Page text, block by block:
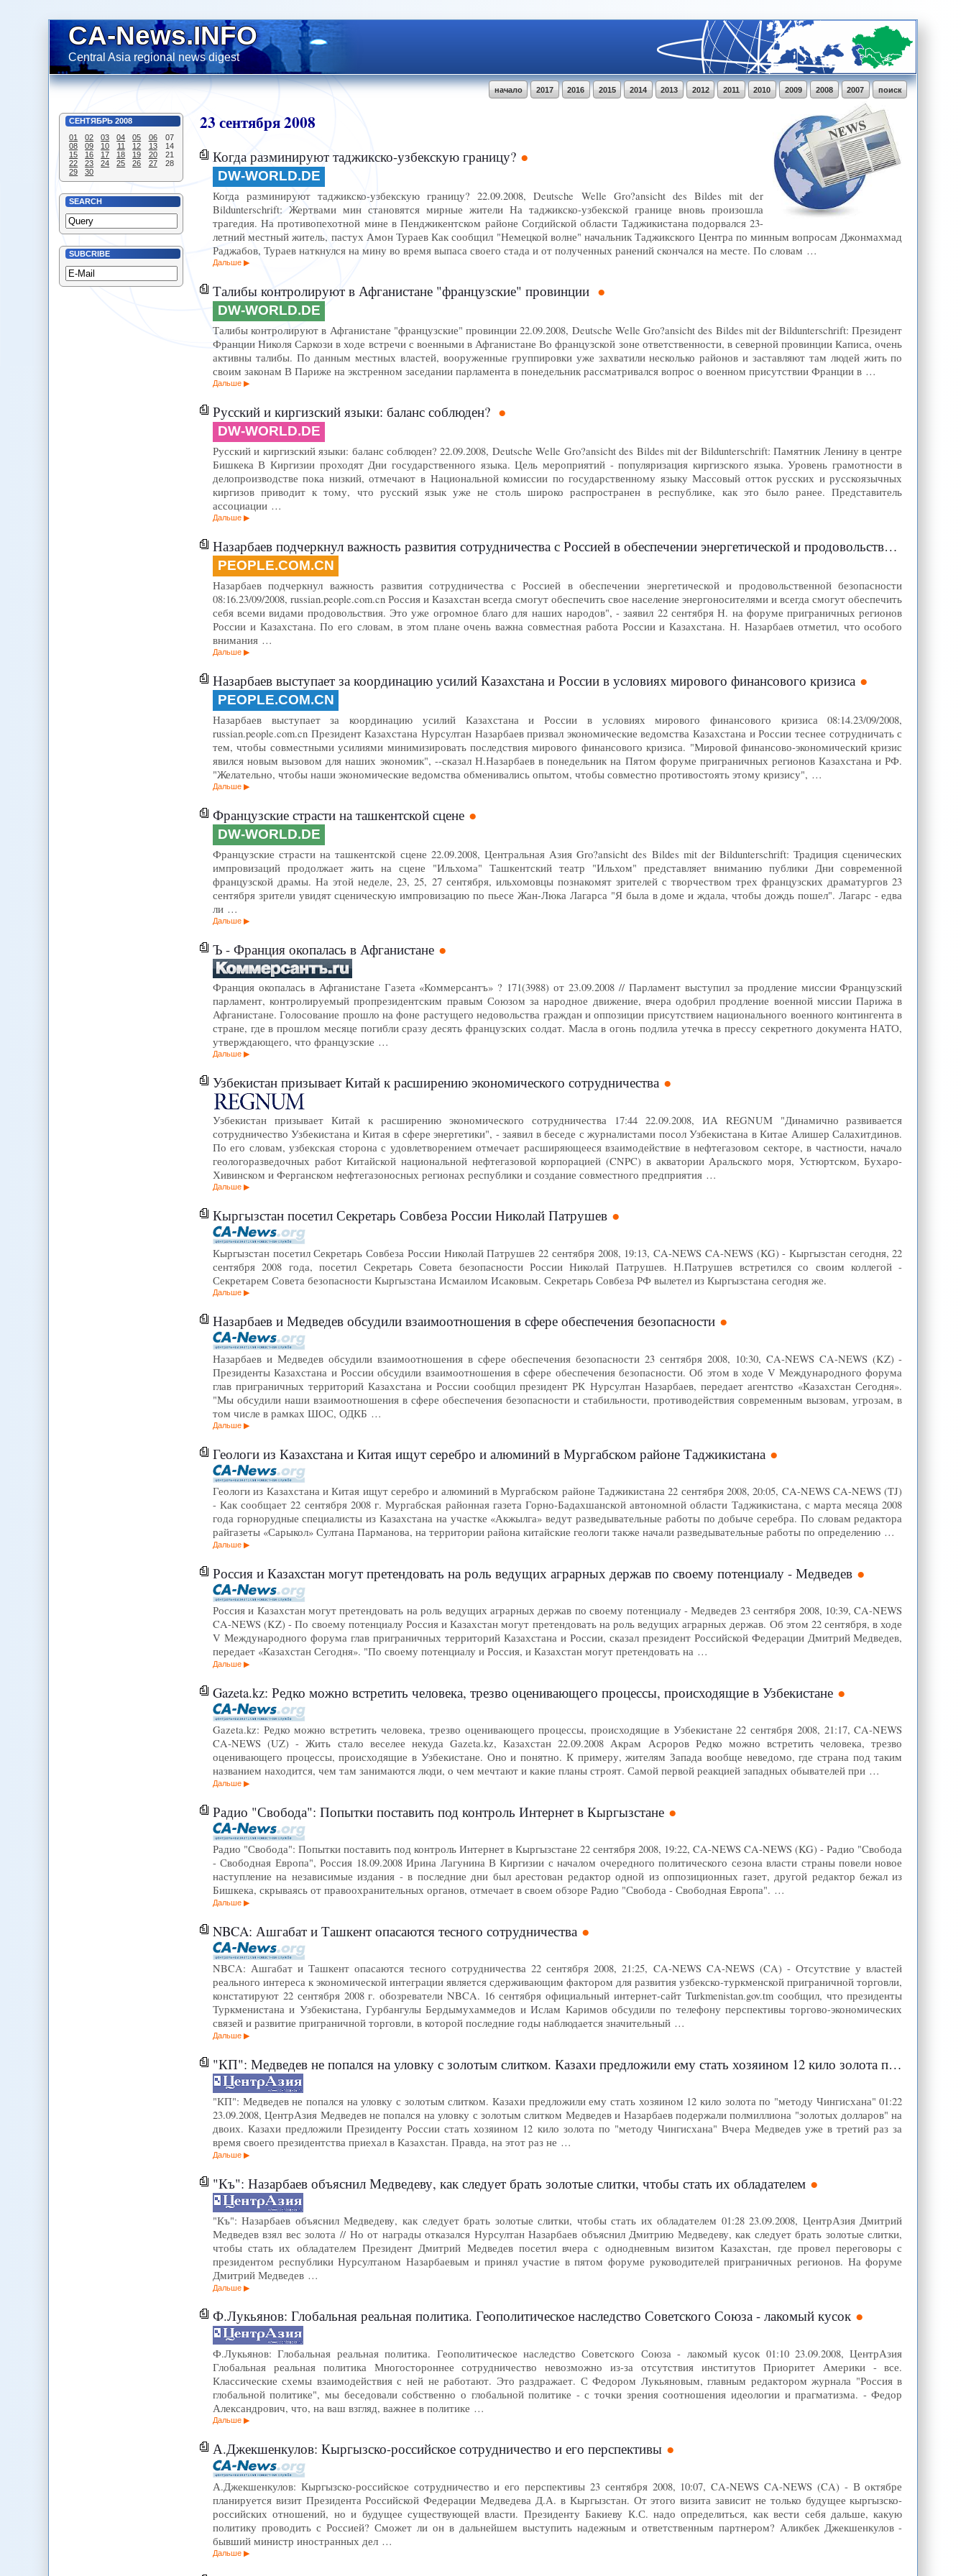
CA-News.INFO
Central Asia regional news digest
поиск
2007
2008
2009
2010
2011
2012
2013
2014
2015
2016
2017
начало
СЕНТЯБРЬ 2008
01
02 03 04 05 06
07
08
09 10 11 12 13
14
15
16 17 18 19 20
21
22
23 24 25 26 27
28
29
30
SEARCH
SUBCRIBE
23сентября2008
Когда разминируют таджикско-узбекскую границу?
DW-WORLD.DE
Когда разминируют таджикско-узбекскую границу? 22.09.2008, Deutsche Welle Gro?ansicht des Bildes mit der
Bildunterschrift: Жертвами мин становятся мирные жители На таджикско-узбекской границе вновь произошла
трагедия. На противопехотной мине в Пенджикентском районе Согдийской области Таджикистана подорвался 23-
летний местный житель, пастух Амон Тураев Как сообщил "Немецкой волне" начальник Таджикского Центра по минным вопросам Джонмахмад
Раджабов, Тураев наткнулся на мину во время выпаса своего стада и от полученных ранений скончался на месте. По словам …
Дальше
Талибы контролируют в Афганистане "французские" провинции
DW-WORLD.DE
Талибы контролируют в Афганистане "французские" провинции 22.09.2008, Deutsche Welle Gro?ansicht des Bildes mit der Bildunterschrift: Президент
Франции Николя Саркози в ходе встречи с военными в Афганистане Во французской зоне ответственности, в северной провинции Каписа, очень
активны талибы. По данным местных властей, вооруженные группировки уже захватили несколько районов и заставляют там людей жить по
своим законам В Париже на экстренном заседании парламента в понедельник рассматривался вопрос о военном присутствии Франции в …
Дальше
Русский и киргизский языки: баланс соблюден?
DW-WORLD.DE
Русский и киргизский языки: баланс соблюден? 22.09.2008, Deutsche Welle Gro?ansicht des Bildes mit der Bildunterschrift: Памятник Ленину в центре
Бишкека В Киргизии проходят Дни государственного языка. Цель мероприятий - популяризация киргизского языка. Уровень грамотности в
делопроизводстве пока низкий, отмечают в Национальной комиссии по государственному языку Массовый отток русских и русскоязычных
киргизов приводит к тому, что русский язык уже не столь широко распространен в республике, как это было ранее. Представитель
ассоциации …
Дальше
Назарбаев подчеркнул важность развития сотрудничества с Россией в обеспечении энергетической и продовольственной безопасности
PEOPLE.COM.CN
Назарбаев подчеркнул важность развития сотрудничества с Россией в обеспечении энергетической и продовольственной безопасности
08:16.23/09/2008, russian.people.com.cn Россия и Казахстан всегда смогут обеспечить свое население энергоносителями и всегда смогут обеспечить
себя всеми видами продовольствия. Это уже огромное благо для наших народов", - заявил 22 сентября Н. на форуме приграничных регионов
России и Казахстана. По его словам, в этом плане очень важна совместная работа России и Казахстана. Н. Назарбаев отметил, что особого
внимания …
Дальше
Назарбаев выступает за координацию усилий Казахстана и России в условиях мирового финансового кризиса
PEOPLE.COM.CN
Назарбаев выступает за координацию усилий Казахстана и России в условиях мирового финансового кризиса 08:14.23/09/2008,
russian.people.com.cn Президент Казахстана Нурсултан Назарбаев призвал экономические ведомства Казахстана и России теснее сотрудничать с
тем, чтобы совместными усилиями минимизировать последствия мирового финансового кризиса. "Мировой финансово-экономический кризис
явился новым вызовом для наших экономик", --сказал Н.Назарбаев в понедельник на Пятом форуме приграничных регионов Казахстана и РФ.
"Желательно, чтобы наши экономические ведомства обменивались опытом, чтобы совместно противостоять этому кризису", …
Дальше
Французские страсти на ташкентской сцене
DW-WORLD.DE
Французские страсти на ташкентской сцене 22.09.2008, Центральная Азия Gro?ansicht des Bildes mit der Bildunterschrift: Традиция сценических
импровизаций продолжает жить на сцене "Ильхома" Ташкентский театр "Ильхом" представляет вниманию публики Дни современной
французской драмы. На этой неделе, 23, 25, 27 сентября, ильхомовцы познакомят зрителей с творчеством трех французских драматургов 23
сентября зрители увидят сценическую импровизацию по пьесе Жан-Люка Лагарса "Я была в доме и ждала, чтобы дождь пошел". Лагарс - едва
ли …
Дальше
Ъ - Франция окопалась в Афганистане
Франция окопалась в Афганистане Газета «Коммерсантъ» ? 171(3988) от 23.09.2008 // Парламент выступил за продление миссии Французский
парламент, контролируемый пропрезидентским правым Союзом за народное движение, вчера одобрил продление военной миссии Парижа в
Афганистане. Голосование прошло на фоне растущего недовольства граждан и оппозиции присутствием национального военного контингента в
стране, где в прошлом месяце погибли сразу десять французских солдат. Масла в огонь подлила утечка в прессу секретного документа НАТО,
утверждающего, что французские …
Дальше
Узбекистан призывает Китай к расширению экономического сотрудничества
Узбекистан призывает Китай к расширению экономического сотрудничества 17:44 22.09.2008, ИА REGNUM "Динамично развивается
сотрудничество Узбекистана и Китая в сфере энергетики", - заявил в беседе с журналистами посол Узбекистана в Китае Алишер Салахитдинов.
По его словам, узбекская сторона с удовлетворением отмечает расширяющееся взаимодействие в нефтегазовом секторе, в частности, начало
геологоразведочных работ Китайской национальной нефтегазовой корпорацией (CNPC) в акватории Аральского моря, Устюртском, Бухаро-
Хивинском и Ферганском нефтегазоносных регионах республики и создание совместного предприятия …
Дальше
Кыргызстан посетил Секретарь Совбеза России Николай Патрушев
Кыргызстан посетил Секретарь Совбеза России Николай Патрушев 22 сентября 2008, 19:13, CA-NEWS CA-NEWS (KG) - Кыргызстан сегодня, 22
сентября 2008 года, посетил Секретарь Совета безопасности России Николай Патрушев. Н.Патрушев встретился со своим коллегой -
Секретарем Совета безопасности Кыргызстана Исмаилом Исаковым. Секретарь Совбеза РФ вылетел из Кыргызстана сегодня же.
Дальше
Назарбаев и Медведев обсудили взаимоотношения в сфере обеспечения безопасности
Назарбаев и Медведев обсудили взаимоотношения в сфере обеспечения безопасности 23 сентября 2008, 10:30, CA-NEWS CA-NEWS (KZ) -
Президенты Казахстана и России обсудили взаимоотношения в сфере обеспечения безопасности. Об этом в ходе V Международного форума
глав приграничных территорий Казахстана и России сообщил президент РК Нурсултан Назарбаев, передает агентство «Казахстан Сегодня».
"Мы обсудили наши взаимоотношения в сфере обеспечения безопасности и стабильности, противодействия современным вызовам, угрозам, в
том числе в рамках ШОС, ОДКБ …
Дальше
Геологи из Казахстана и Китая ищут серебро и алюминий в Мургабском районе Таджикистана
Геологи из Казахстана и Китая ищут серебро и алюминий в Мургабском районе Таджикистана 22 сентября 2008, 20:05, CA-NEWS CA-NEWS (TJ)
- Как сообщает 22 сентября 2008 г. Мургабская районная газета Горно-Бадахшанской автономной области Таджикистана, с марта месяца 2008
года горнорудные специалисты из Казахстана на участке «Акжылга» ведут разведывательные работы по добыче серебра. По словам редактора
райгазеты «Сарыкол» Султана Парманова, на территории района китайские геологи также начали разведывательные работы по определению …
Дальше
Россия и Казахстан могут претендовать на роль ведущих аграрных держав по своему потенциалу - Медведев
Россия и Казахстан могут претендовать на роль ведущих аграрных держав по своему потенциалу - Медведев 23 сентября 2008, 10:39, CA-NEWS
CA-NEWS (KZ) - По своему потенциалу Россия и Казахстан могут претендовать на роль ведущих аграрных держав. Об этом 22 сентября, в ходе
V Международного форума глав приграничных территорий Казахстана и России, сказал президент Российской Федерации Дмитрий Медведев,
передает «Казахстан Сегодня». "По своему потенциалу и Россия, и Казахстан могут претендовать на …
Дальше
Gazeta.kz: Редко можно встретить человека, трезво оценивающего процессы, происходящие в Узбекистане
Gazeta.kz: Редко можно встретить человека, трезво оценивающего процессы, происходящие в Узбекистане 22 сентября 2008, 21:17, CA-NEWS
CA-NEWS (UZ) - Жить стало веселее некуда Gazeta.kz, Казахстан 22.09.2008 Акрам Асроров Редко можно встретить человека, трезво
оценивающего процессы, происходящие в Узбекистане. Оно и понятно. К примеру, жителям Запада вообще неведомо, где страна под таким
названием находится, чем там занимаются люди, о чем мечтают и какие планы строят. Самой первой реакцией западных обывателей при …
Дальше
Радио "Свобода": Попытки поставить под контроль Интернет в Кыргызстане
Радио "Свобода": Попытки поставить под контроль Интернет в Кыргызстане 22 сентября 2008, 19:22, CA-NEWS CA-NEWS (KG) - Радио "Свобода
- Свободная Европа", Россия 18.09.2008 Ирина Лагунина В Киргизии с началом очередного политического сезона власти страны повели новое
наступление на независимые издания - в последние дни был арестован редактор одной из оппозиционных газет, другой редактор бежал из
Бишкека, скрываясь от правоохранительных органов, отмечает в своем обзоре Радио "Свобода - Свободная Европа". …
Дальше
NBCA: Ашгабат и Ташкент опасаются тесного сотрудничества
NBCA: Ашгабат и Ташкент опасаются тесного сотрудничества 22 сентября 2008, 21:25, CA-NEWS CA-NEWS (CA) - Отсутствие у властей
реального интереса к экономической интеграции является сдерживающим фактором для развития узбекско-туркменской приграничной торговли,
констатируют 22 сентября 2008 г. обозреватели NBCA. 16 сентября официальный интернет-сайт Turkmenistan.gov.tm сообщил, что президенты
Туркменистана и Узбекистана, Гурбангулы Бердымухаммедов и Ислам Каримов обсудили по телефону перспективы торгово-экономических
связей и развитие приграничной торговли, в которой последние годы наблюдается значительный …
Дальше
"КП": Медведев не попался на уловку с золотым слитком. Казахи предложили ему стать хозяином 12 кило золота по "методу Чингисхана"
"КП": Медведев не попался на уловку с золотым слитком. Казахи предложили ему стать хозяином 12 кило золота по "методу Чингисхана" 01:22
23.09.2008, ЦентрАзия Медведев не попался на уловку с золотым слитком Медведев и Назарбаев подержали полмиллиона "золотых долларов" на
двоих. Казахи предложили Президенту России стать хозяином 12 кило золота по "методу Чингисхана" Вчера Медведев уже в третий раз за
время своего президентства приехал в Казахстан. Правда, на этот раз не …
Дальше
"Къ": Назарбаев объяснил Медведеву, как следует брать золотые слитки, чтобы стать их обладателем
"Къ": Назарбаев объяснил Медведеву, как следует брать золотые слитки, чтобы стать их обладателем 01:28 23.09.2008, ЦентрАзия Дмитрий
Медведев взял вес золота // Но от награды отказался Нурсултан Назарбаев объяснил Дмитрию Медведеву, как следует брать золотые слитки,
чтобы стать их обладателем Президент Дмитрий Медведев посетил вчера с однодневным визитом Казахстан, где провел переговоры с
президентом республики Нурсултаном Назарбаевым и принял участие в пятом форуме руководителей приграничных регионов. На форуме
Дмитрий Медведев …
Дальше
Ф.Лукьянов: Глобальная реальная политика. Геополитическое наследство Советского Союза - лакомый кусок
Ф.Лукьянов: Глобальная реальная политика. Геополитическое наследство Советского Союза - лакомый кусок 01:10 23.09.2008, ЦентрАзия
Глобальная реальная политика Многостороннее сотрудничество невозможно из-за отсутствия институтов Приоритет Америки - все.
Классические схемы взаимодействия с ней не работают. Это раздражает. С Федором Лукьяновым, главным редактором журнала "Россия в
глобальной политике", мы беседовали собственно о глобальной политике - с точки зрения соотношения идеологии и прагматизма. - Федор
Александрович, что, на ваш взгляд, важнее в политике …
Дальше
А.Джекшенкулов: Кыргызско-российское сотрудничество и его перспективы
А.Джекшенкулов: Кыргызско-российское сотрудничество и его перспективы 23 сентября 2008, 10:07, CA-NEWS CA-NEWS (CA) - В октябре
планируется визит Президента Российской Федерации Медведева Д.А. в Кыргызстан. От этого визита зависит не только будущее кыргызско-
российских отношений, но и будущее существующей власти. Президенту Бакиеву К.С. надо определиться, как вести себя дальше, какую
политику проводить с Россией? Сможет ли он в дальнейшем выступить надежным и ответственным партнером? Аликбек Джекшенкулов -
бывший министр иностранных дел …
Дальше